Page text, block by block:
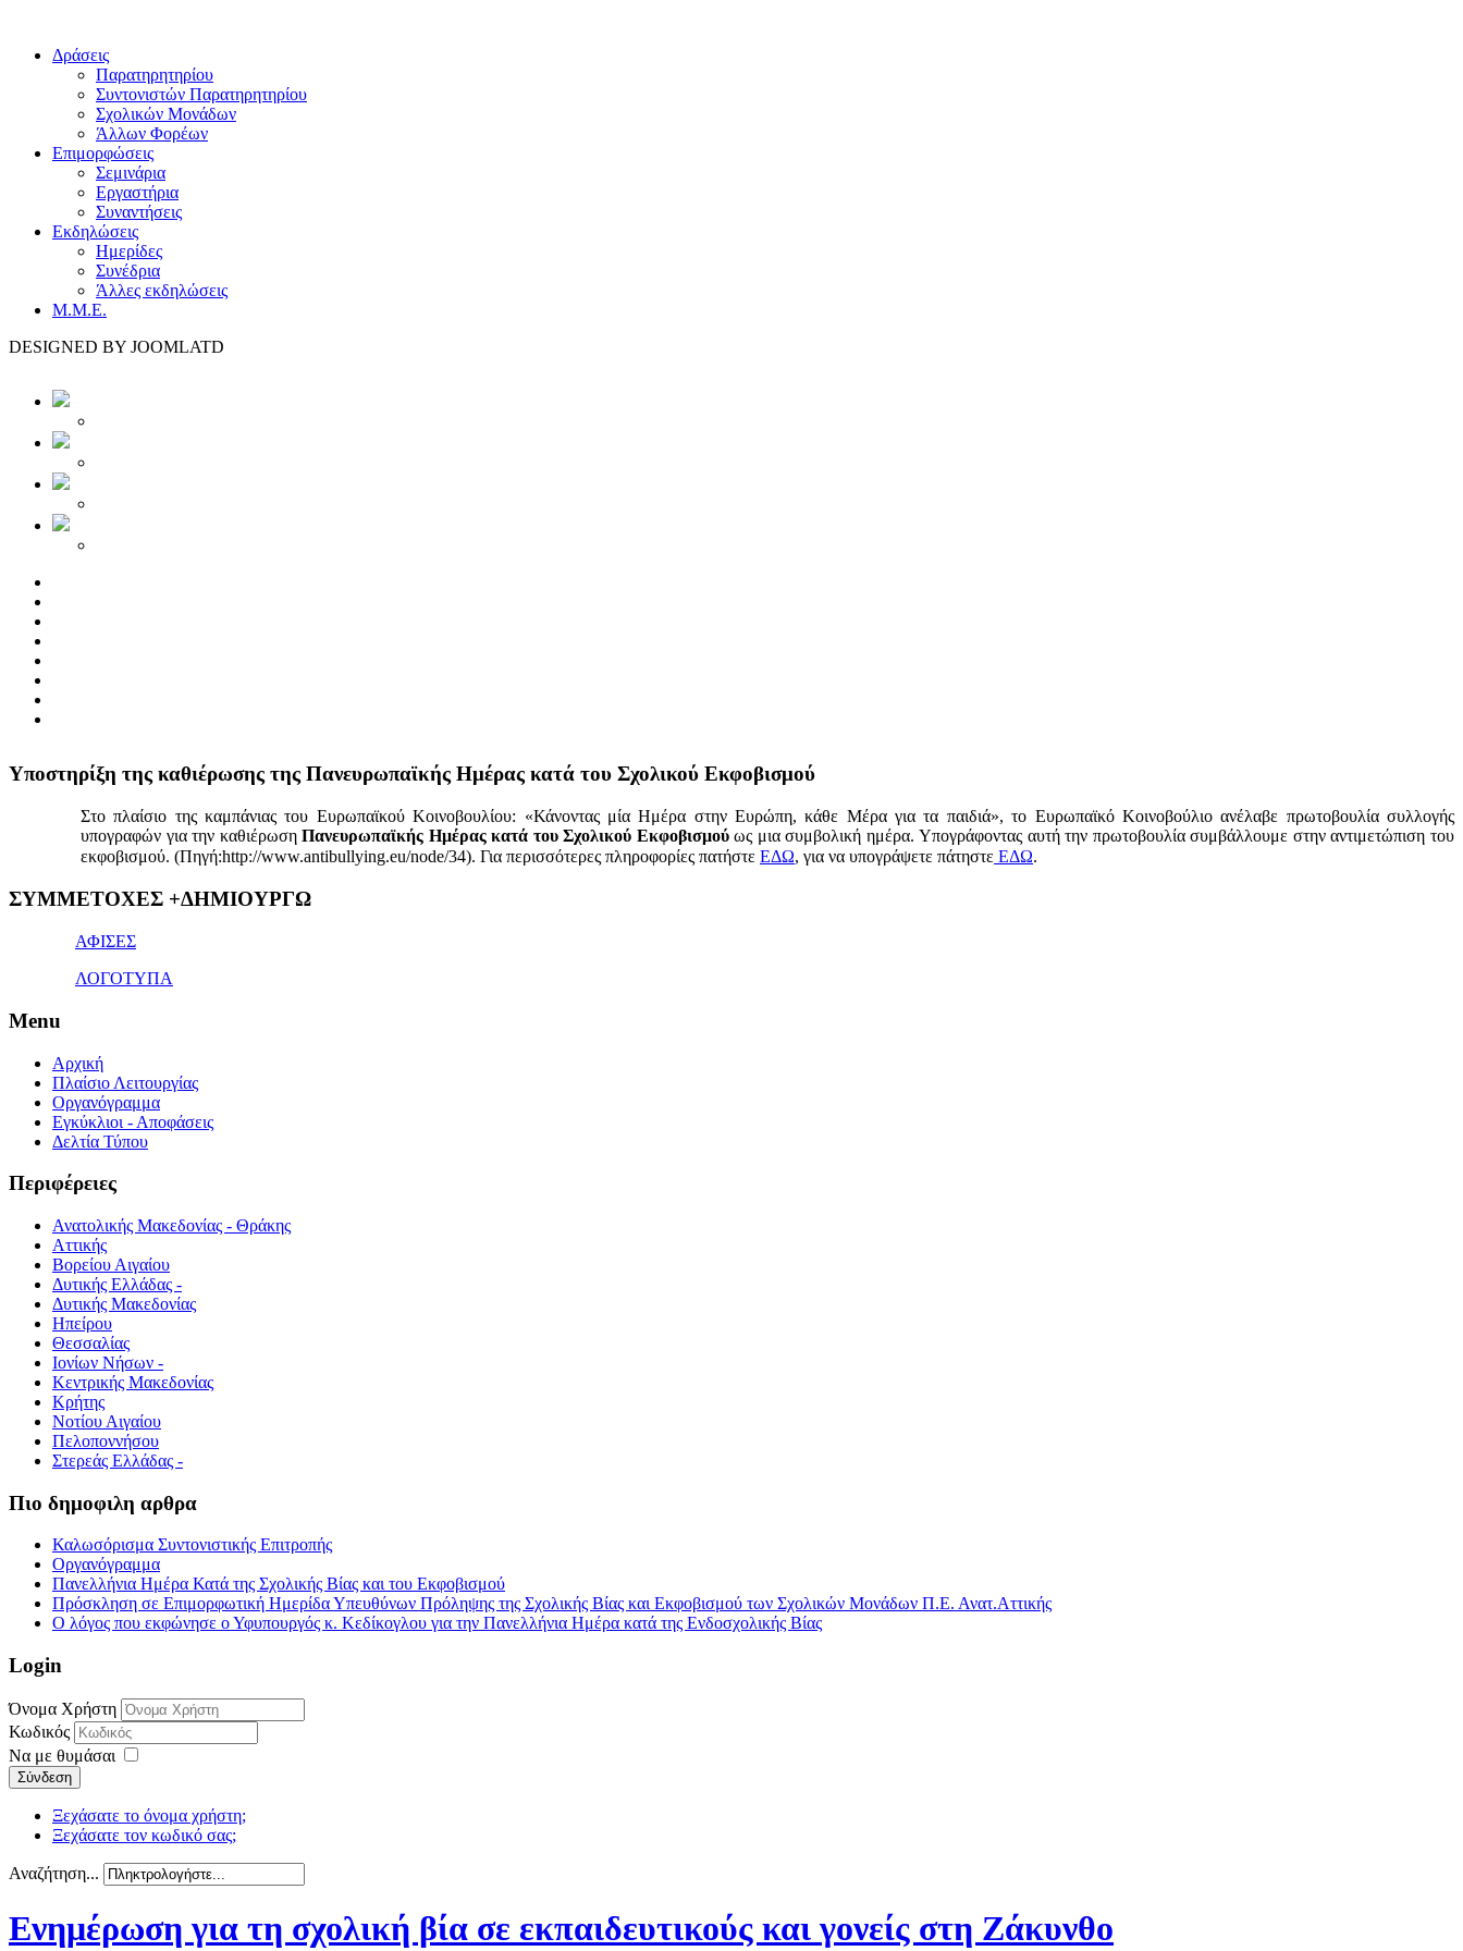
Δράσεις
Παρατηρητηρίου
Συντονιστών Παρατηρητηρίου
Σχολικών Μονάδων
Άλλων Φορέων
Επιμορφώσεις
Σεμινάρια
Εργαστήρια
Συναντήσεις
Εκδηλώσεις
Ημερίδες
Συνέδρια
Άλλες εκδηλώσεις
Μ.Μ.Ε.
DESIGNED BY JOOMLATD
Yποστηρίξη της καθιέρωσης της Πανευρωπαϊκής Ημέρας κατά του Σχολικού Εκφοβισμού
Στο πλαίσιο της καμπάνιας του Ευρωπαϊκού Κοινοβουλίου: «Κάνοντας μία Ημέρα στην Ευρώπη, κάθε Μέρα για τα παιδιά», το Ευρωπαϊκό Κοινοβούλιο ανέλαβε πρωτοβουλία συλλογής
υπογραφών για την καθιέρωσηΠανευρωπαϊκής Ημέρας κατά του Σχολικού Εκφοβισμούως μια συμβολική ημέρα. Υπογράφοντας αυτή την πρωτοβουλία συμβάλλουμε στην αντιμετώπιση του
εκφοβισμού. (Πηγή:http://www.antibullying.eu/node/34). Για περισσότερες πληροφορίες πατήστε ΕΔΩ, για να υπογράψετε πάτηστε ΕΔΩ.
1x
ΣΥΜΜΕΤΟΧΕΣ +ΔΗΜΙΟΥΡΓΩ
ΑΦΙΣΕΣ
ΛΟΓΟΤΥΠΑ
Menu
Αρχική
Πλαίσιο Λειτουργίας
Οργανόγραμμα
Εγκύκλιοι - Αποφάσεις
Δελτία Τύπου
Περιφέρειες
Ανατολικής Μακεδονίας - Θράκης
Αττικής
Βορείου Αιγαίου
Δυτικής Ελλάδας -
Δυτικής Μακεδονίας
Ηπείρου
Θεσσαλίας
Ιονίων Νήσων -
Κεντρικής Μακεδονίας
Κρήτης
Νοτίου Αιγαίου
Πελοποννήσου
Στερεάς Ελλάδας -
Πιο δημοφιλη αρθρα
Καλωσόρισμα Συντονιστικής Επιτροπής
Οργανόγραμμα
Πανελλήνια Ημέρα Κατά της Σχολικής Βίας και του Εκφοβισμού
Πρόσκληση σε Επιμορφωτική Ημερίδα Υπευθύνων Πρόληψης της Σχολικής Βίας και Εκφοβισμού των Σχολικών Μονάδων Π.Ε. Ανατ.Αττικής
Ο λόγος που εκφώνησε ο Υφυπουργός κ. Κεδίκογλου για την Πανελλήνια Ημέρα κατά της Ενδοσχολικής Βίας
Login
Όνομα Χρήστη
Κωδικός
Να με θυμάσαι
Σύνδεση
Ξεχάσατε το όνομα χρήστη;
Ξεχάσατε τον κωδικό σας;
Αναζήτηση...
Ενημέρωση για τη σχολική βία σε εκπαιδευτικούς και γονείς στη Ζάκυνθο